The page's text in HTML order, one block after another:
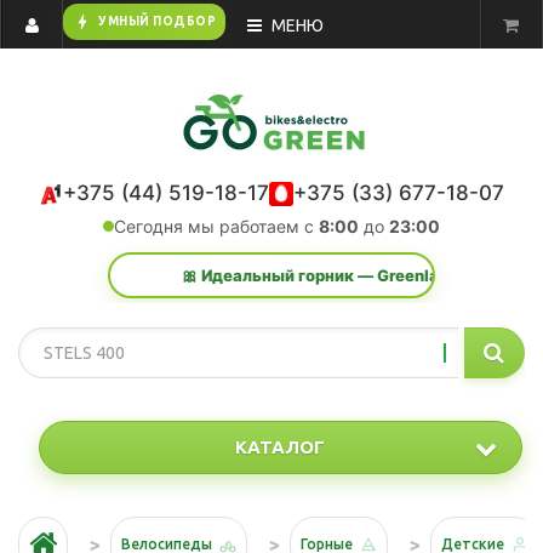
bolt УМНЫЙ ПОДБОР МЕНЮ
+375 (44) 519-18-17 +375 (33) 677-18-07
Сегодня мы работаем с 8:00 до 23:00
🎀 Идеальный горник — Greenland Action K 29
КАТАЛОГ
Велосипеды Горные Детские